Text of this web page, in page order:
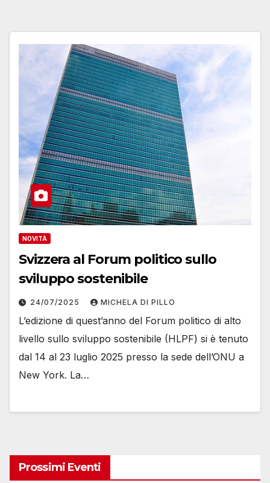
NOVITÀ
Svizzera al Forum politico sullo
sviluppo sostenibile
24/07/2025 MICHELA DI PILLO
L’edizione di quest’anno del Forum politico di alto
livello sullo sviluppo sostenibile (HLPF) si è tenuto
dal 14 al 23 luglio 2025 presso la sede dell’ONU a
New York. La…
Prossimi Eventi